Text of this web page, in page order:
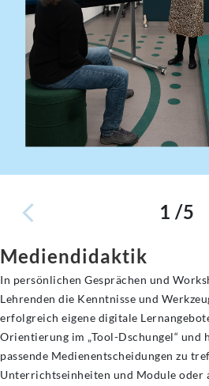
1 /5
Mediendidaktik
In persönlichen Gesprächen und
Lehrenden die Kenntnisse und
erfolgreich eigene digitale
Orientierung im „Tool-Dschungel“ und
passende Medienentscheidungen zu
Unterrichtseinheiten und Module oder